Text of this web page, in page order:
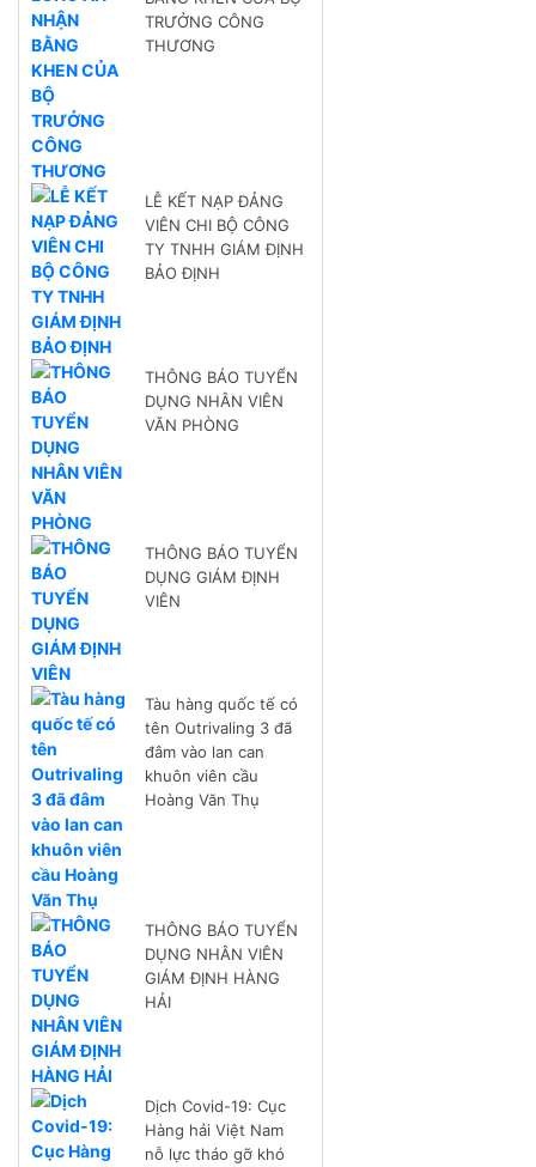
TRƯỞNG CÔNG
THƯƠNG
LỄ KẾT NẠP ĐẢNG
VIÊN CHI BỘ CÔNG
TY TNHH GIÁM ĐỊNH
BẢO ĐỊNH
THÔNG BÁO TUYỂN
DỤNG NHÂN VIÊN
VĂN PHÒNG
THÔNG BÁO TUYỂN
DỤNG GIÁM ĐỊNH
VIÊN
Tàu hàng quốc tế có
tên Outrivaling 3 đã
đâm vào lan can
khuôn viên cầu
Hoàng Văn Thụ
THÔNG BÁO TUYỂN
DỤNG NHÂN VIÊN
GIÁM ĐỊNH HÀNG
HẢI
Dịch Covid-19: Cục
Hàng hải Việt Nam
nỗ lực tháo gỡ khó